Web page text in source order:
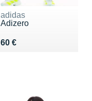
adidas
Adizero
60 €
Vendu 60 €